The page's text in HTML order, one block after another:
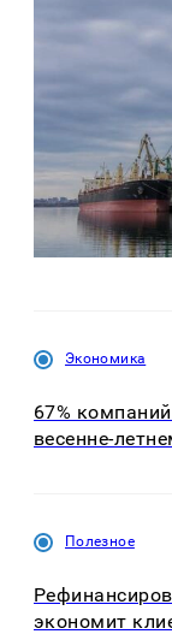
Экономика
67%
весенне-
Полезное
экономит